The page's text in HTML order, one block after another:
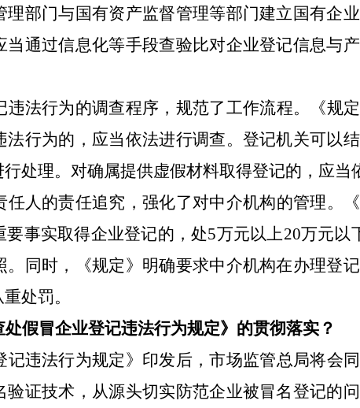
理部门与国有资产监督管理等部门建立国有企
通过信息化等手段查验比对企业登记信息与
违法行为的调查程序，规范了工作流程。《规
行为的，应当依法进行调查。登记机关可以
处理。对确属提供虚假材料取得登记的，应当
任人的责任追究，强化了对中介机构的管理。
事实取得企业登记的，处5万元以上20万元
同时，《规定》明确要求中介机构在办理登
处罚。
假冒企业登记违法行为规定》的贯彻落实？
记违法行为规定》印发后，市场监管总局将会
验证技术，从源头切实防范企业被冒名登记的